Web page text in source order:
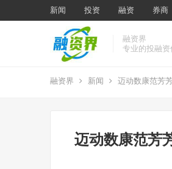
新闻 投资 融资 券商
融资界
专业的投融资
融资界 新闻 迈动数康范芳
迈动数康范芳